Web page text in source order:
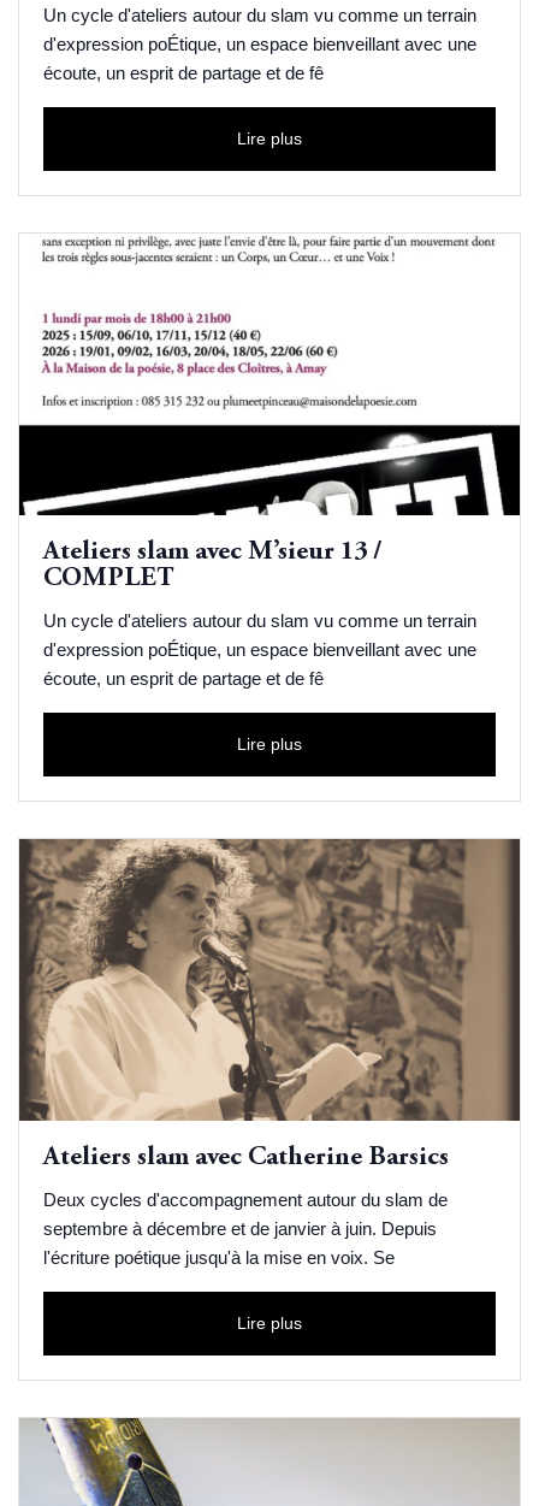
Un cycle d'ateliers autour du slam vu comme un terrain
d'expression poÉtique, un espace bienveillant avec une
écoute, un esprit de partage et de fê
Lire plus
Ateliers slam avec M’sieur 13 /
COMPLET
Un cycle d'ateliers autour du slam vu comme un terrain
d'expression poÉtique, un espace bienveillant avec une
écoute, un esprit de partage et de fê
Lire plus
Ateliers slam avec Catherine Barsics
Deux cycles d'accompagnement autour du slam de
septembre à décembre et de janvier à juin. Depuis
l'écriture poétique jusqu'à la mise en voix. Se
Lire plus